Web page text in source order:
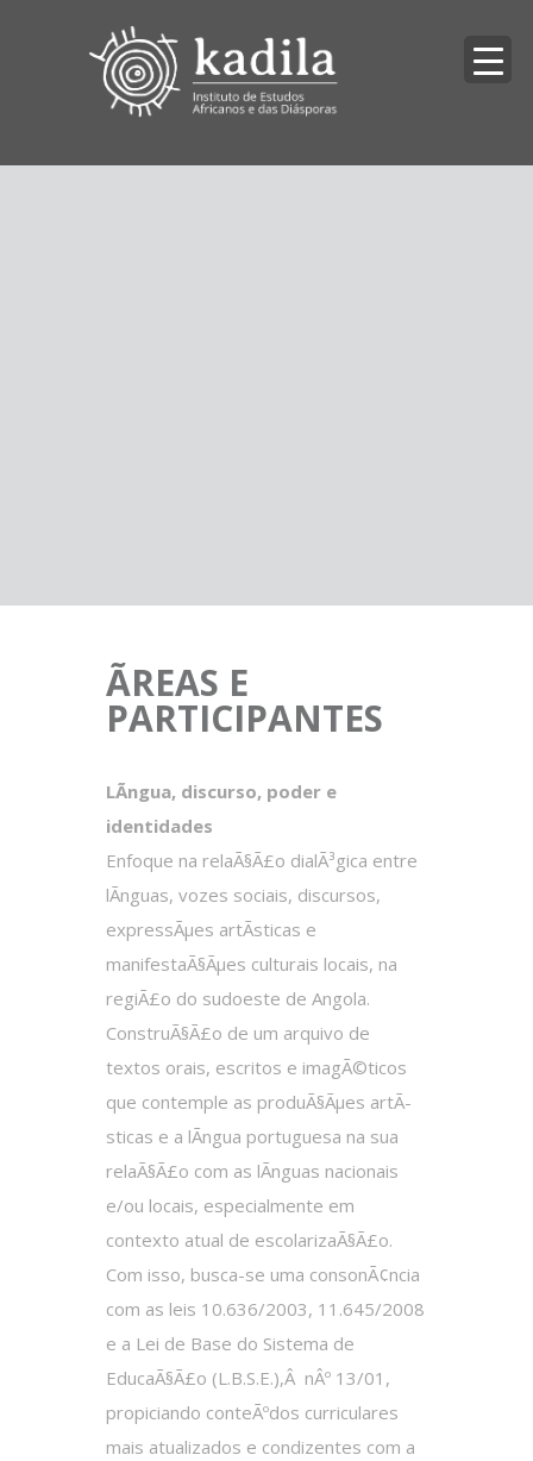
ÃREAS E
PARTICIPANTES
LÃ­ngua, discurso, poder e
identidades
Enfoque na relaÃ§Ã£o dialÃ³gica entre
lÃ­nguas, vozes sociais, discursos,
expressÃµes artÃ­sticas e
manifestaÃ§Ãµes culturais locais, na
regiÃ£o do sudoeste de Angola.
ConstruÃ§Ã£o de um arquivo de
textos orais, escritos e imagÃ©ticos
que contemple as produÃ§Ãµes artÃ­
sticas e a lÃ­ngua portuguesa na sua
relaÃ§Ã£o com as lÃ­nguas nacionais
e/ou locais, especialmente em
contexto atual de escolarizaÃ§Ã£o.
Com isso, busca-se uma consonÃ¢ncia
com as leis 10.636/2003, 11.645/2008
e a Lei de Base do Sistema de
EducaÃ§Ã£o (L.B.S.E.),Â nÂº 13/01,
propiciando conteÃºdos curriculares
mais atualizados e condizentes com a